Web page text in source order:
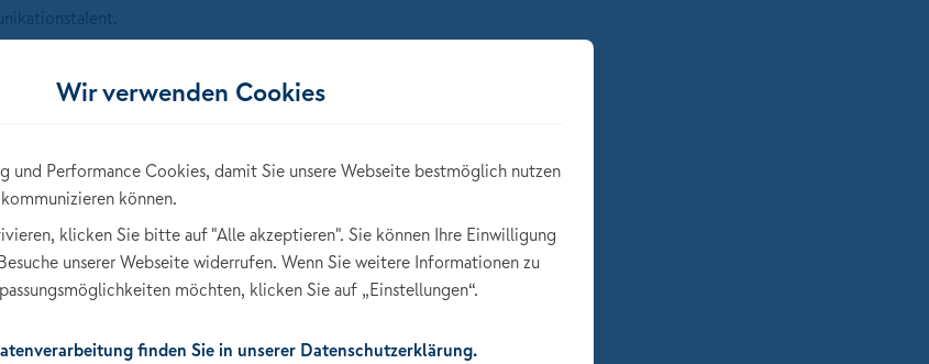
aufzubauen.
Einnahmen.
Wir verwenden Cookies
und Performance Cookies, damit Sie unsere Webseite bestmöglich nutzen
können.
klicken Sie bitte auf "Alle akzeptieren". Sie können Ihre Einwilligung
unserer Webseite widerrufen. Wenn Sie weitere Informationen zu
möchten, klicken Sie auf „Einstellungen“.
finden Sie in unserer Datenschutzerklärung.